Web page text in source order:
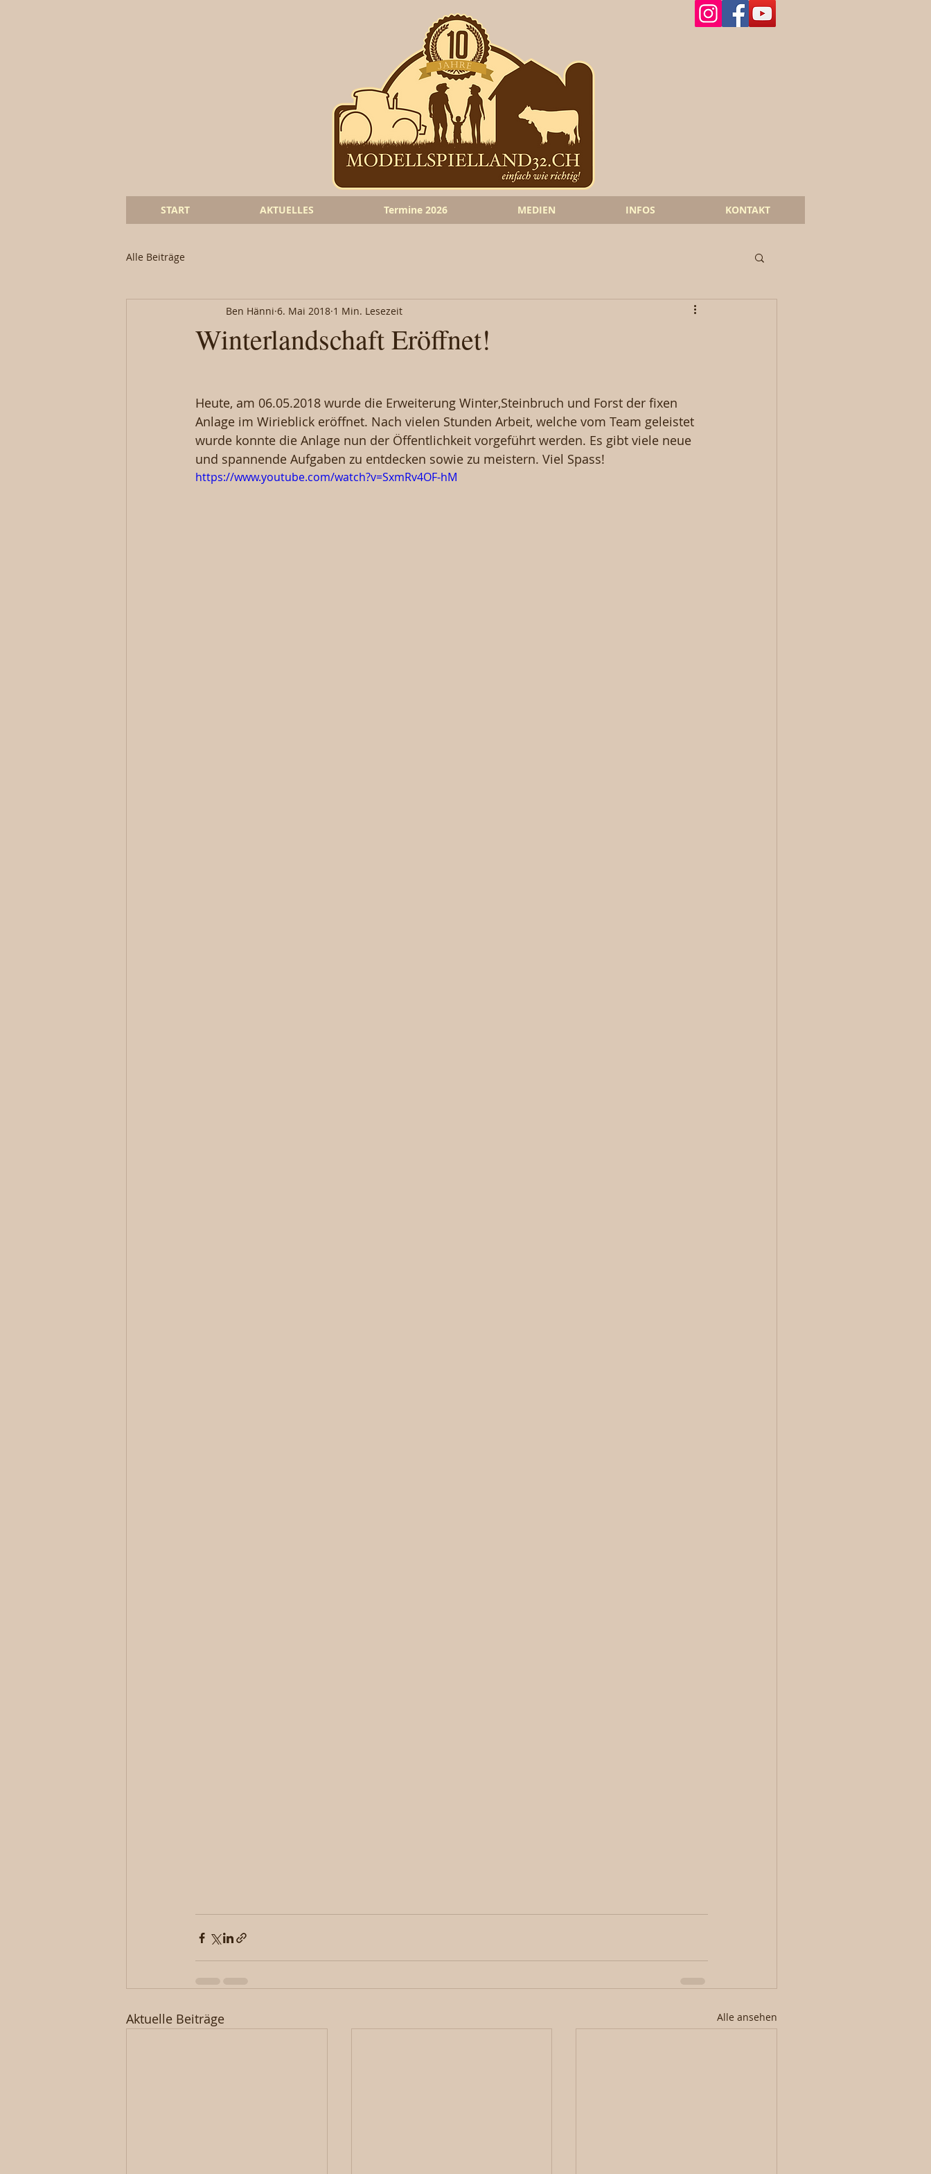
START AKTUELLES Termine 2026 MEDIEN INFOS KONTAKT
Alle Beiträge
Winterlandschaft Eröffnet!
Ben Hänni 6. Mai 2018 1 Min. Lesezeit
Heute, am 06.05.2018 wurde die Erweiterung Winter,Steinbruch und Forst der fixen
Anlage im Wirieblick eröffnet. Nach vielen Stunden Arbeit, welche vom Team geleistet
wurde konnte die Anlage nun der Öffentlichkeit vorgeführt werden. Es gibt viele neue
und spannende Aufgaben zu entdecken sowie zu meistern. Viel Spass!
https://www.youtube.com/watch?v=SxmRv4OF-hM
Aktuelle Beiträge Alle ansehen